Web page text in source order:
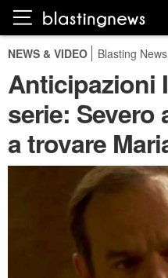
NEWS & VIDEO Blasting
Anticipazioni
serie: Severo
a trovare